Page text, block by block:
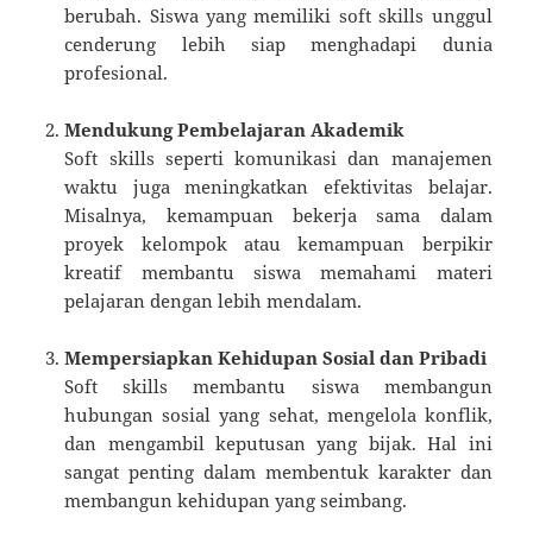
berubah. Siswa yang memiliki soft skills unggul
cenderung lebih siap menghadapi dunia
profesional.
Mendukung Pembelajaran Akademik
Soft skills seperti komunikasi dan manajemen
waktu juga meningkatkan efektivitas belajar.
Misalnya, kemampuan bekerja sama dalam
proyek kelompok atau kemampuan berpikir
kreatif membantu siswa memahami materi
pelajaran dengan lebih mendalam.
Mempersiapkan Kehidupan Sosial dan Pribadi
Soft skills membantu siswa membangun
hubungan sosial yang sehat, mengelola konflik,
dan mengambil keputusan yang bijak. Hal ini
sangat penting dalam membentuk karakter dan
membangun kehidupan yang seimbang.